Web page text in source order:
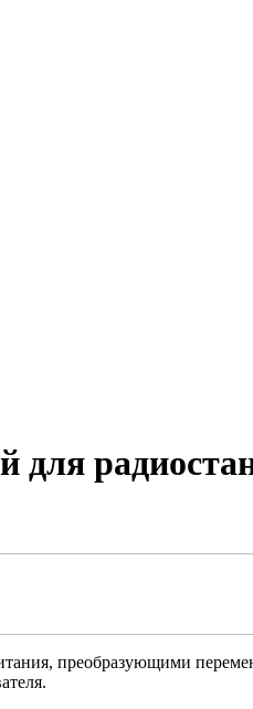
преобразующими